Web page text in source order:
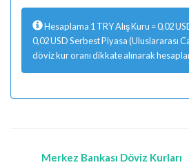
Hesaplama 1 TRY Alış Kuru = 0,02
0,02 USD Serbest Piyasa (Uluslararası
döviz kur oranı dikkate alınarak
Merkez Bankası Döviz Kurları